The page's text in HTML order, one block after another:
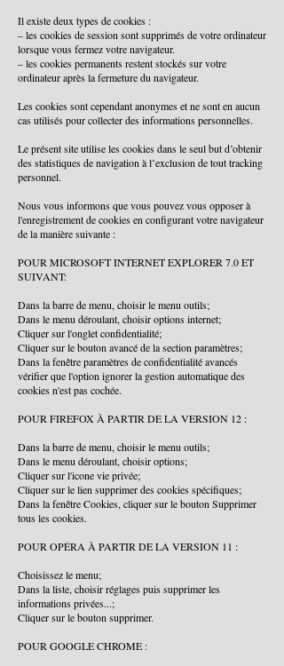
Il existe deux types de cookies :
– les cookies de session sont supprimés de votre ordinateur
lorsque vous fermez votre navigateur.
– les cookies permanents restent stockés sur votre
ordinateur après la fermeture du navigateur.
Les cookies sont cependant anonymes et ne sont en aucun
cas utilisés pour collecter des informations personnelles.
Le présent site utilise les cookies dans le seul but d’obtenir
des statistiques de navigation à l’exclusion de tout tracking
personnel.
Nous vous informons que vous pouvez vous opposer à
l'enregistrement de cookies en configurant votre navigateur
de la manière suivante :
POUR MICROSOFT INTERNET EXPLORER 7.0 ET
SUIVANT:
Dans la barre de menu, choisir le menu outils;
Dans le menu déroulant, choisir options internet;
Cliquer sur l'onglet confidentialité;
Cliquer sur le bouton avancé de la section paramètres;
Dans la fenêtre paramètres de confidentialité avancés
vérifier que l'option ignorer la gestion automatique des
cookies n'est pas cochée.
POUR FIREFOX À PARTIR DE LA VERSION 12 :
Dans la barre de menu, choisir le menu outils;
Dans le menu déroulant, choisir options;
Cliquer sur l'icone vie privée;
Cliquer sur le lien supprimer des cookies spécifiques;
Dans la fenêtre Cookies, cliquer sur le bouton Supprimer
tous les cookies.
POUR OPÉRA À PARTIR DE LA VERSION 11 :
Choisissez le menu;
Dans la liste, choisir réglages puis supprimer les
informations privées...;
Cliquer sur le bouton supprimer.
POUR GOOGLE CHROME :